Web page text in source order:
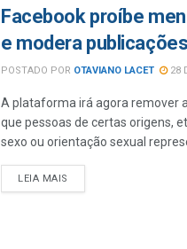
Facebook proíbe
e modera
POSTADO POR OTAVIANO LACET 28
A plataforma irá agora remover
que pessoas de certas origens,
sexo ou orientação sexual
LEIA MAIS